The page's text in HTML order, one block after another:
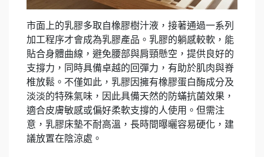
市面上的乳膠多取自橡膠樹汁液，接著通過一系列
加工程序才會成為乳膠產品。乳膠的躺感較軟，能
貼合身體曲線，避免腰部與肩頸懸空，提供良好的
支撐力，同時具備卓越的回彈力，有助於肌肉與脊
椎放鬆。不僅如此，乳膠因擁有橡膠蛋白酶成分及
淡淡的特殊氣味，因此具備天然的防蟎抗菌效果，
適合皮膚敏感或偏好柔軟支撐的人使用。但需注
意，乳膠床墊不耐高溫，長時間曝曬容易硬化，建
議放置在陰涼處。